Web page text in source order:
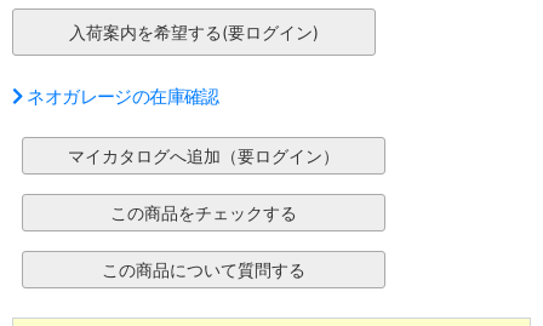
ネオガレージの在庫確認